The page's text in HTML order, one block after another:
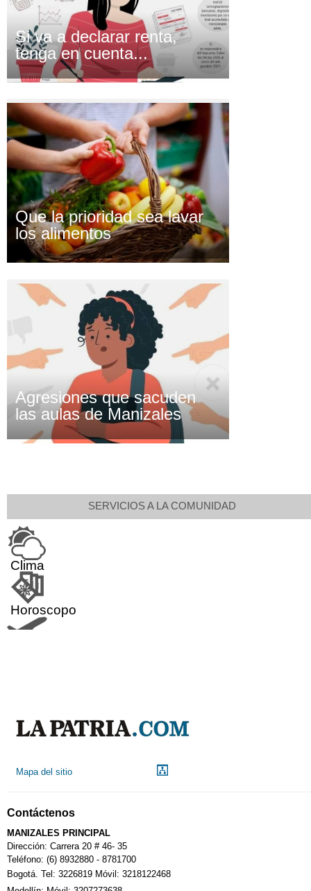
Si va a declarar renta,
tenga en cuenta...
Que la prioridad sea lavar
los alimentos
Agresiones que sacuden
las aulas de Manizales
SERVICIOS A LA COMUNIDAD
Clima
Horoscopo
Calendario Tributario
Sudoku
Mapa del sitio
Contáctenos
MANIZALES PRINCIPAL
Dirección: Carrera 20 # 46- 35
Teléfono: (6) 8932880 - 8781700
Bogotá. Tel: 3226819 Móvil: 3218122468